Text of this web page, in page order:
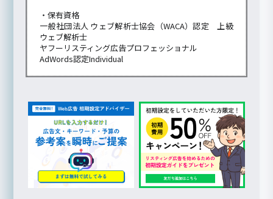
・保有資格
一般社団法人 ウェブ解析士協会（WACA）認定 上級
ウェブ解析士
ヤフーリスティング広告プロフェッショナル
AdWords認定Individual